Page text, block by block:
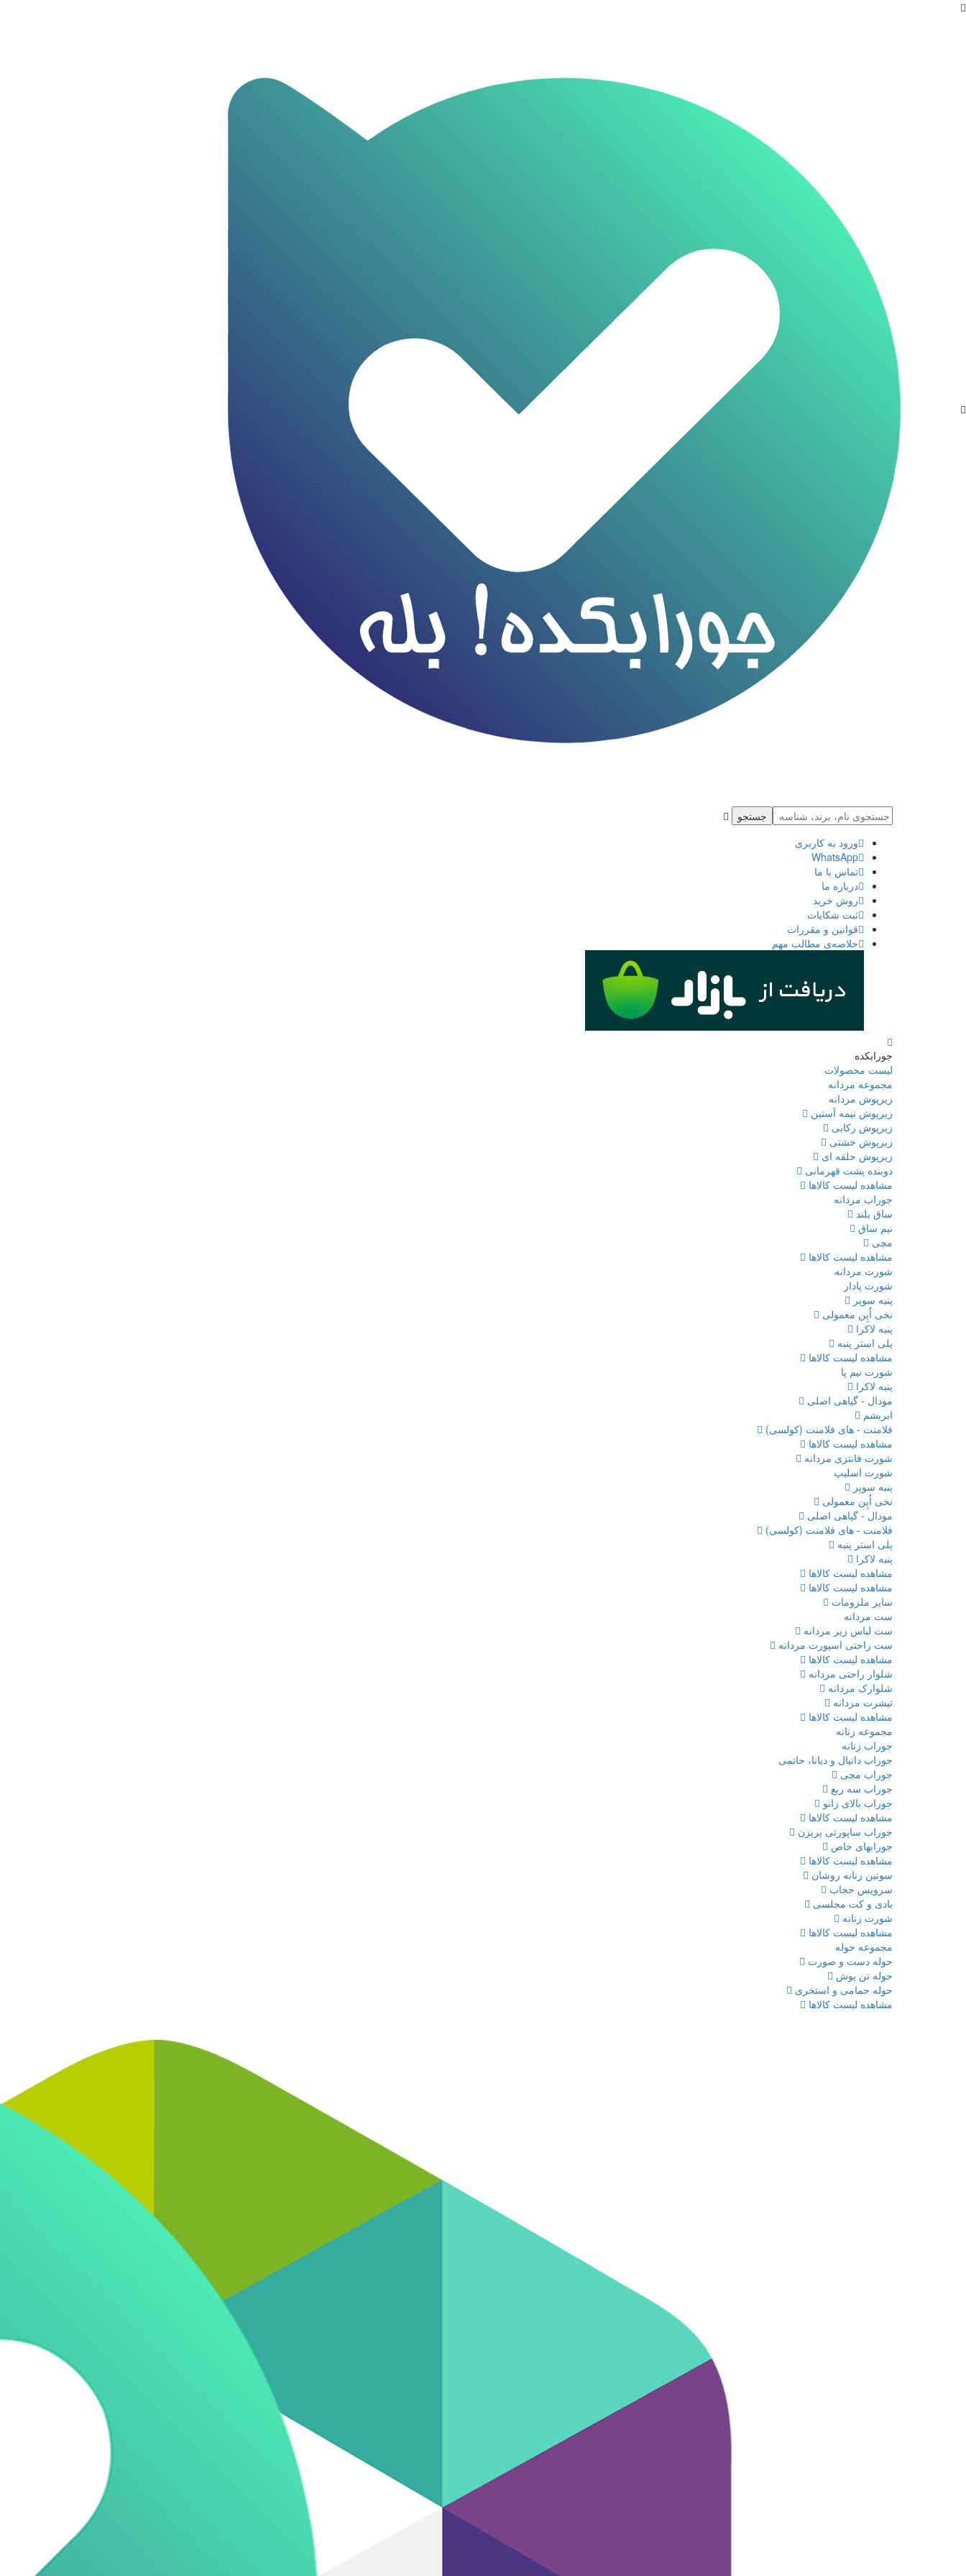
جستجو
ورود به كاربری
WhatsApp
تماس با ما
درباره ما
روش خرید
ثبت شكايات
قوانین و مقررات
خلاصه‌ی مطالب مهم
جورابکده
لیست محصولات
مجموعه مردانه
زیرپوش مردانه
زیرپوش نیمه آستین
زیرپوش رکابی
زیرپوش خشتی
زیرپوش حلقه ای
دوبنده پشت قهرمانی
مشاهده لیست کالاها
جوراب مردانه
ساق بلند
نیم ساق
مچی
مشاهده لیست کالاها
شورت مردانه
شورت پادار
پنبه سوپر
نخی اُپِن معمولی
پنبه لاکرا
پلی استر پنبه
مشاهده لیست کالاها
شورت نیم پا
پنبه لاکرا
مودال - گیاهی اصلی
ابریشم
فلامنت - های فلامنت (کولسی)
مشاهده لیست کالاها
شورت فانتزی مردانه
شورت اسلیپ
پنبه سوپر
نخی اُپِن معمولی
مودال - گیاهی اصلی
فلامنت - های فلامنت (کولسی)
پلی استر پنبه
پنبه لاکرا
مشاهده لیست کالاها
مشاهده لیست کالاها
سایر ملزومات
ست مردانه
ست لباس زیر مردانه
ست راحتی اسپورت مردانه
مشاهده لیست کالاها
شلوار راحتی مردانه
شلوارک مردانه
تیشرت مردانه
مشاهده لیست کالاها
مجموعه زنانه
جوراب زنانه
جوراب دانیال و دیانا، حاتمی
جوراب مچی
جوراب سه ربع
جوراب بالای زانو
مشاهده لیست کالاها
جوراب ساپورتی پریزن
جورابهای خاص
مشاهده لیست کالاها
سوتین زنانه روشان
سرویس حجاب
بادی و کت مجلسی
شورت زنانه
مشاهده لیست کالاها
مجموعه حوله
حوله دست و صورت
حوله تن پوش
حوله حمامی و استخری
مشاهده لیست کالاها